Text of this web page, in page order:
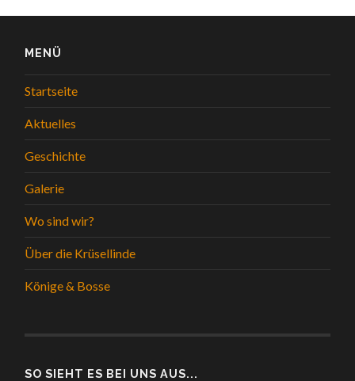
MENÜ
Startseite
Aktuelles
Geschichte
Galerie
Wo sind wir?
Über die Krüsellinde
Könige & Bosse
SO SIEHT ES BEI UNS AUS...